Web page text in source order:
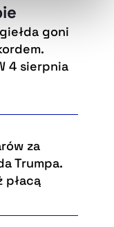
goni
4 sierpnia
za
Trumpa.
płacą